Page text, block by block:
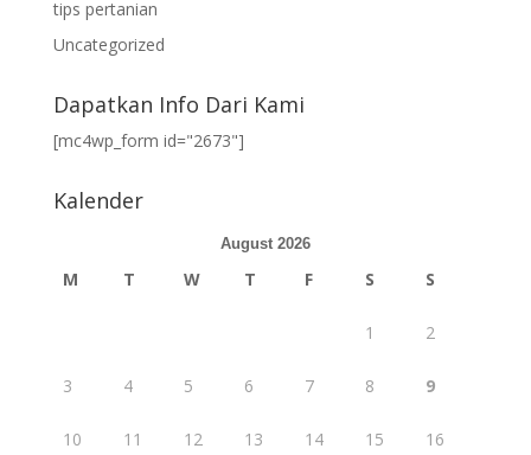
tips pertanian
Uncategorized
Dapatkan Info Dari Kami
[mc4wp_form id="2673"]
Kalender
August 2026
M T W T F S S
1 2
3 4 5 6 7 8 9
10 11 12 13 14 15 16